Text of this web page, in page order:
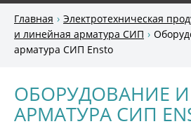
Главная Электротехническая
и линейная арматура СИП
арматура СИП Ensto
ОБОРУДОВАНИЕ
АРМАТУРА СИП